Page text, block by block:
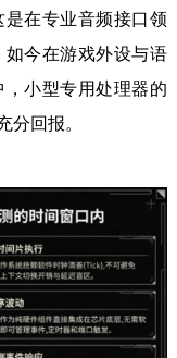
在专业音频接口领
今在游戏外设与语
小型专用处理器的
分回报。